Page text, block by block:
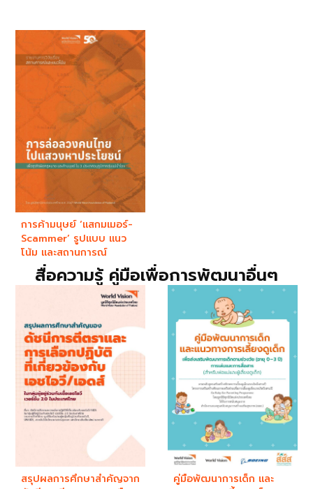
การค้ามนุษย์ ‘แสกมเมอร์-
Scammer’ รูปแบบ แนว
โน้ม และสถานการณ์
สื่อความรู้ คู่มือเพื่อการพัฒนาอื่นๆ
สรุปผลการศึกษาสำคัญจาก
คู่มือพัฒนาการเด็ก และ